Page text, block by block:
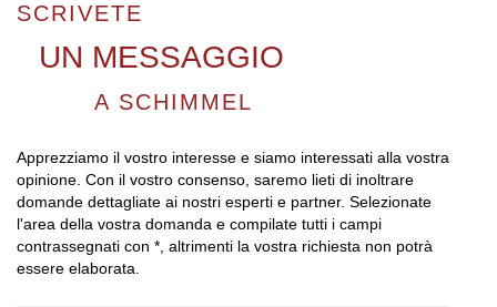
SCRIVETE
UN MESSAGGIO
A SCHIMMEL
Apprezziamo il vostro interesse e siamo interessati alla vostra
opinione. Con il vostro consenso, saremo lieti di inoltrare
domande dettagliate ai nostri esperti e partner. Selezionate
l'area della vostra domanda e compilate tutti i campi
contrassegnati con *, altrimenti la vostra richiesta non potrà
essere elaborata.